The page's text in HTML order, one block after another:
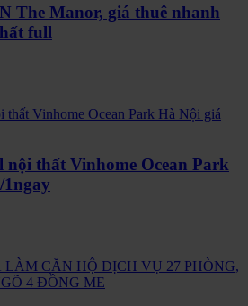
The Manor, giá thuê nhanh
full
nội thất Vinhome Ocean Park